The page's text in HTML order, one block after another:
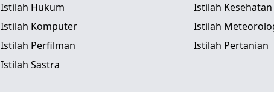
Istilah Hukum
Istilah Kesehatan
Istilah Komputer
Istilah
Istilah Perfilman
Istilah Pertanian
Istilah Sastra